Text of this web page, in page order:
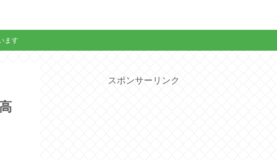
ます
スポンサーリンク